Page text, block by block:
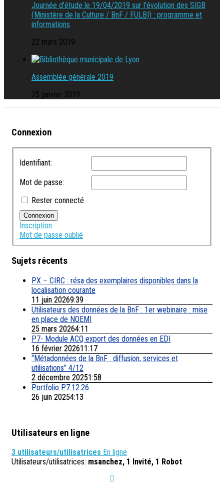
Journée d’étude le 19/04/2019 sur l’évolution des SIGB
(Ministère de la Culture / BnF / FULBI) : programme et
informations
22 mars 2019
Assemblée générale 2019
25 janvier 2019
Connexion
Identifiant:
Mot de passe:
Rester connecté
Connexion
Inscription
Mot de passe oublié
Sujets récents
PX – CIRC : résa des exemplaires disponibles dans la
localisation courante
11 juin 20269:39
Utilisateurs des données de la BnF : 1er webinaire : mise
en place de NOEMI
25 mars 20264:11
P7- Module ACQ export des données en EDI
16 février 202611:17
“Métadonnées de la BnF : diffusion, services et
utilisations” 4/12
2 décembre 20251:58
Portfolio P7.12.26
26 juin 20254:13
Utilisateurs en ligne
3 utilisateurs/utilisatrices En ligne
Utilisateurs/utilisatrices: msanchez, 1 Invité, 1 Robot